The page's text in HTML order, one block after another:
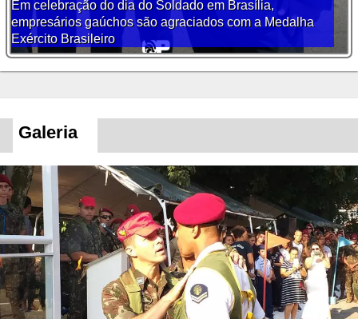
Galeria
Formatura do Treinamento Específico de Auxiliar de
Precursor